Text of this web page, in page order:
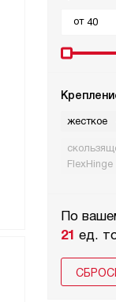
от
жесткое
FlexHinge
По
21 ед.